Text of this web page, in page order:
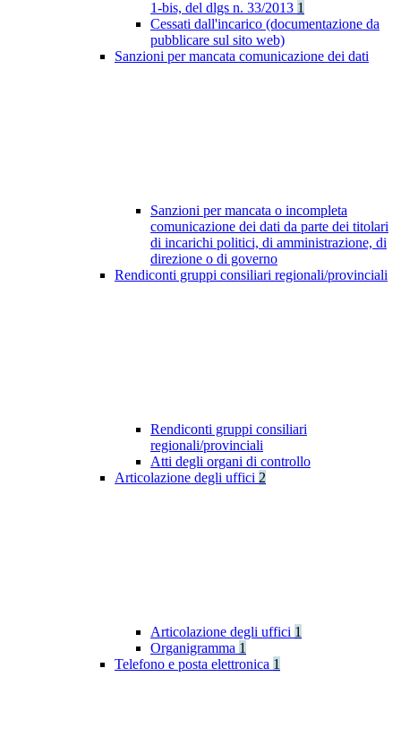
1-bis, del dlgs n. 33/2013 1
Cessati dall'incarico (documentazione da
pubblicare sul sito web)
Sanzioni per mancata comunicazione dei dati
Sanzioni per mancata o incompleta
comunicazione dei dati da parte dei titolari
di incarichi politici, di amministrazione, di
direzione o di governo
Rendiconti gruppi consiliari regionali/provinciali
Rendiconti gruppi consiliari
regionali/provinciali
Atti degli organi di controllo
Articolazione degli uffici 2
Articolazione degli uffici 1
Organigramma 1
Telefono e posta elettronica 1